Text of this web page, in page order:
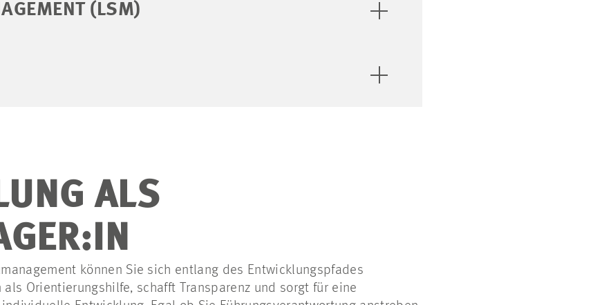
(LSM)
ALS
können Sie sich entlang des Entwicklungspfades
Orientierungshilfe, schafft Transparenz und sorgt für eine